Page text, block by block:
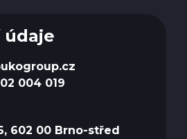
004 019
602 00 Brno-střed